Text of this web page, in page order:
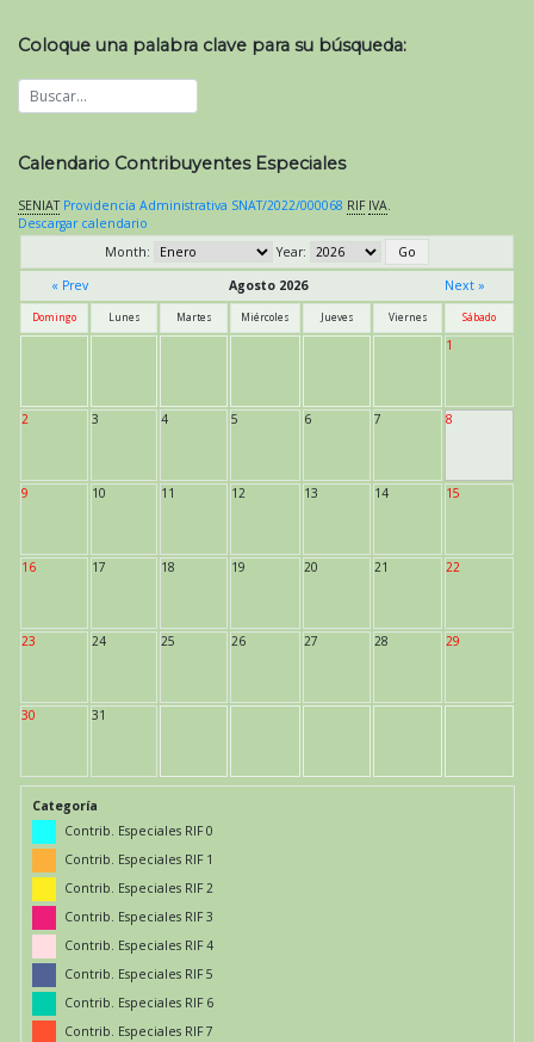
Coloque una palabra clave para su búsqueda:
Calendario Contribuyentes Especiales
SENIAT Providencia Administrativa SNAT/2022/000068 RIF IVA.
Descargar calendario
Month:
Year:
« Prev
Agosto 2026 Next »
Domingo Lunes Martes Miércoles Jueves Viernes Sábado
1
2 3 4 5 6 7 8
9 10 11 12 13 14 15
16 17 18 19 20 21 22
23 24 25 26 27 28 29
30 31
Categoría
Contrib. Especiales RIF 0
Contrib. Especiales RIF 1
Contrib. Especiales RIF 2
Contrib. Especiales RIF 3
Contrib. Especiales RIF 4
Contrib. Especiales RIF 5
Contrib. Especiales RIF 6
Contrib. Especiales RIF 7